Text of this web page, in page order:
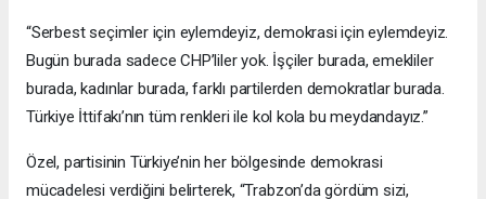
“Serbest seçimler için eylemdeyiz, demokrasi için eylemdeyiz.
Bugün burada sadece CHP’liler yok. İşçiler burada, emekliler
burada, kadınlar burada, farklı partilerden demokratlar burada.
Türkiye İttifakı’nın tüm renkleri ile kol kola bu meydandayız.”
Özel, partisinin Türkiye’nin her bölgesinde demokrasi
mücadelesi verdiğini belirterek, “Trabzon’da gördüm sizi,